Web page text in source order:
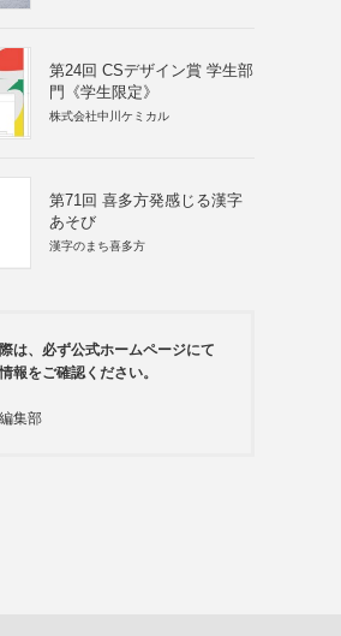
第24回 CSデザイン賞 学生部
門《学生限定》
株式会社中川ケミカル
第71回 喜多方発感じる漢字
あそび
漢字のまち喜多方
は、必ず公式ホームページにて
報をご確認ください。
集部